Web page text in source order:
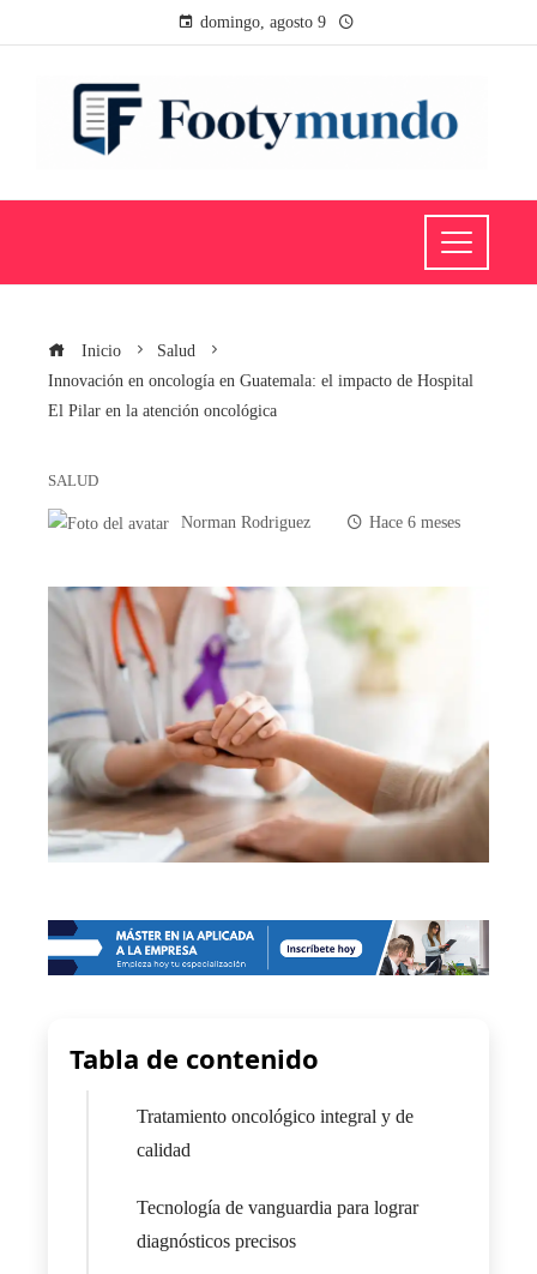
domingo, agosto 9
Inicio
Salud
Innovación en oncología en Guatemala: el impacto de Hospital
El Pilar en la atención oncológica
SALUD
Norman Rodriguez Hace 6 meses
Tabla de contenido
Tratamiento oncológico integral y de
calidad
Tecnología de vanguardia para lograr
diagnósticos precisos